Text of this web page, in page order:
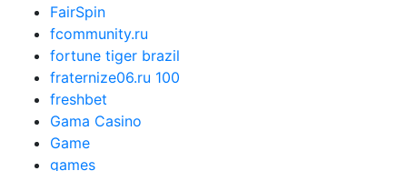
FairSpin
fcommunity.ru
fortune tiger brazil
fraternize06.ru 100
freshbet
Gama Casino
Game
games